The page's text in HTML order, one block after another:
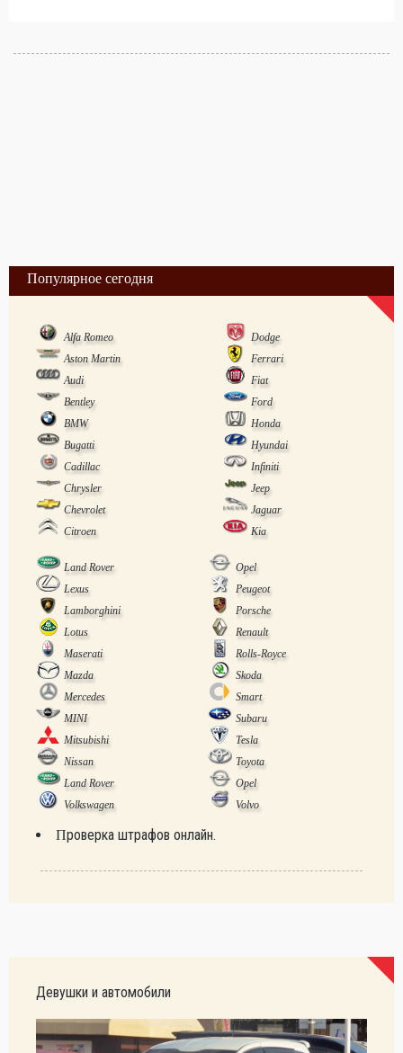
Популярное сегодня
Alfa Romeo
Dodge
Aston Martin
Ferrari
Audi
Fiat
Bentley
Ford
BMW
Honda
Bugatti
Hyundai
Cadillac
Infiniti
Chrysler
Jeep
Chevrolet
Jaguar
Citroen
Kia
Land Rover
Opel
Lexus
Peugeot
Lamborghini
Porsche
Lotus
Renault
Maserati
Rolls-Royce
Mazda
Skoda
Mercedes
Smart
MINI
Subaru
Mitsubishi
Tesla
Nissan
Toyota
Land Rover
Opel
Volkswagen
Volvo
Проверка штрафов онлайн.
Девушки и автомобили